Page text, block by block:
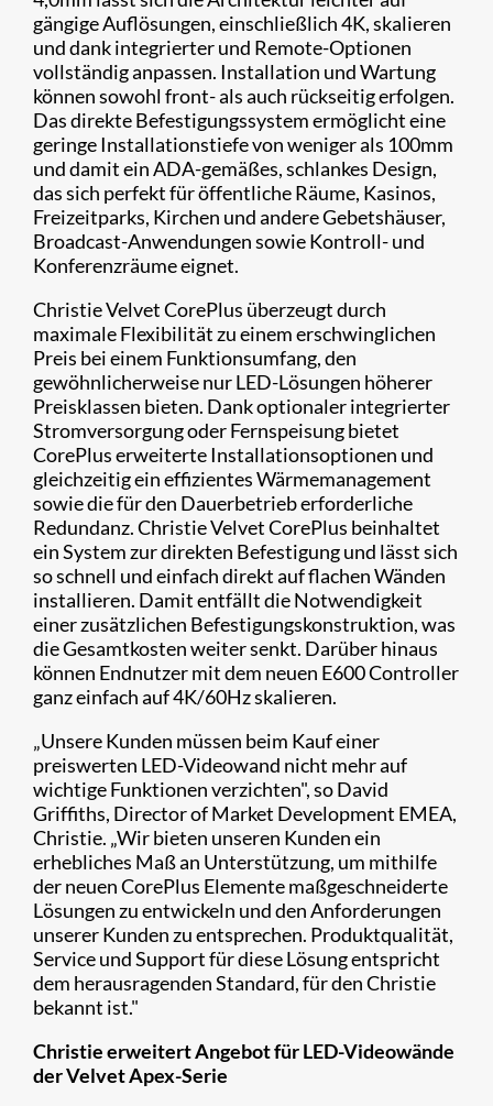
gängige Auflösungen, einschließlich 4K, skalieren
und dank integrierter und Remote-Optionen
vollständig anpassen. Installation und Wartung
können sowohl front- als auch rückseitig erfolgen.
Das direkte Befestigungssystem ermöglicht eine
geringe Installationstiefe von weniger als 100mm
und damit ein ADA-gemäßes, schlankes Design,
das sich perfekt für öffentliche Räume, Kasinos,
Freizeitparks, Kirchen und andere Gebetshäuser,
Broadcast-Anwendungen sowie Kontroll- und
Konferenzräume eignet.
Christie Velvet CorePlus überzeugt durch
maximale Flexibilität zu einem erschwinglichen
Preis bei einem Funktionsumfang, den
gewöhnlicherweise nur LED-Lösungen höherer
Preisklassen bieten. Dank optionaler integrierter
Stromversorgung oder Fernspeisung bietet
CorePlus erweiterte Installationsoptionen und
gleichzeitig ein effizientes Wärmemanagement
sowie die für den Dauerbetrieb erforderliche
Redundanz. Christie Velvet CorePlus beinhaltet
ein System zur direkten Befestigung und lässt sich
so schnell und einfach direkt auf flachen Wänden
installieren. Damit entfällt die Notwendigkeit
einer zusätzlichen Befestigungskonstruktion, was
die Gesamtkosten weiter senkt. Darüber hinaus
können Endnutzer mit dem neuen E600 Controller
ganz einfach auf 4K/60Hz skalieren.
„Unsere Kunden müssen beim Kauf einer
preiswerten LED-Videowand nicht mehr auf
wichtige Funktionen verzichten", so David
Griffiths, Director of Market Development EMEA,
Christie. „Wir bieten unseren Kunden ein
erhebliches Maß an Unterstützung, um mithilfe
der neuen CorePlus Elemente maßgeschneiderte
Lösungen zu entwickeln und den Anforderungen
unserer Kunden zu entsprechen. Produktqualität,
Service und Support für diese Lösung entspricht
dem herausragenden Standard, für den Christie
bekannt ist."
Christie erweitert Angebot für LED-Videowände
der Velvet Apex-Serie